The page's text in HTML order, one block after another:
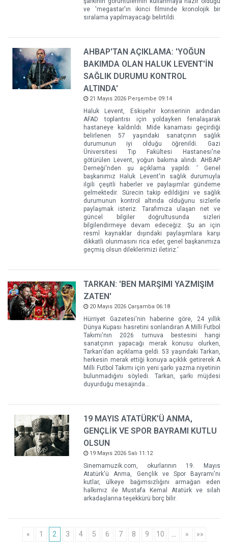
ve 'megastar'ın ikinci filminde kronolojik bir
sıralama yapılmayacağı belirtildi.
AHBAP'TAN AÇIKLAMA: 'YOĞUN
BAKIMDA OLAN HALUK LEVENT'İN
SAĞLIK DURUMU KONTROL
ALTINDA'
21 Mayıs 2026 Perşembe 09:14
Haluk Levent, Eskişehir konserinin ardından
AFAD toplantısı için yoldayken fenalaşarak
hastaneye kaldırıldı. Mide kanaması geçirdiği
belirlenen 57 yaşındaki sanatçının sağlık
durumunun iyi olduğu öğrenildi. Gazi
Üniversitesi Tıp Fakültesi Hastanesi'ne
götürülen Levent, yoğun bakıma alındı. AHBAP
Derneği'nden şu açıklama yapıldı: ' Genel
başkanımız Haluk Levent'in sağlık durumuyla
ilgili çeşitli haberler ve paylaşımlar gündeme
gelmektedir. Sürecin takip edildiğini ve sağlık
durumunun kontrol altında olduğunu sizlerle
paylaşmak isteriz. Tarafımıza ulaşan net ve
güncel bilgiler doğrultusunda sizleri
bilgilendirmeye devam edeceğiz. Şu an için
resmî kaynaklar dışındaki paylaşımlara karşı
dikkatli olunmasını rica eder, genel başkanımıza
geçmiş olsun dileklerimizi iletiriz.'
TARKAN: 'BEN MARŞIMI YAZMIŞIM
ZATEN'
20 Mayıs 2026 Çarşamba 06:18
Hürriyet Gazetesi'nin haberine göre, 24 yıllık
Dünya Kupası hasretini sonlandıran A Milli Futbol
Takımı'nın 2026 turnuva bestesini hangi
sanatçının yapacağı merak konusu olurken,
Tarkan’dan açıklama geldi. 53 yaşındaki Tarkan,
herkesin merak ettiği konuya açıklık getirerek A
Milli Futbol Takımı için yeni şarkı yazma niyetinin
bulunmadığını söyledi. Tarkan, şarkı müjdesi
duyurduğu mesajında...
19 MAYIS ATATÜRK'Ü ANMA,
GENÇLİK VE SPOR BAYRAMI KUTLU
OLSUN
19 Mayıs 2026 Salı 11:12
Sinemamuzik.com, okurlarının 19. Mayıs
Atatürk'ü Anma, Gençlik ve Spor Bayramı'nı
kutlar, ülkeye bağımsızlığını armağan eden
halkımız ile Mustafa Kemal Atatürk ve silah
arkadaşlarına teşekkürü borç bilir.
« 1 2 3 4 5 6 7 8 9 10 » »»